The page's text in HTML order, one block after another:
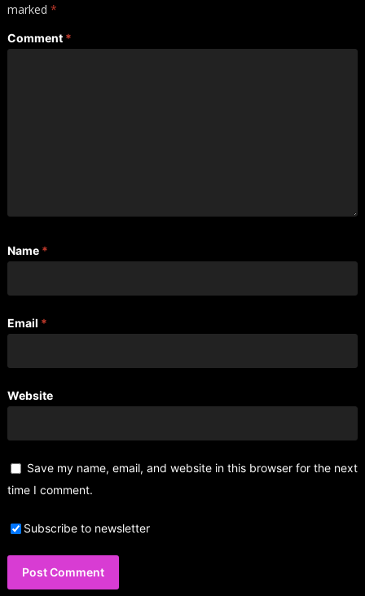
marked *
Comment *
Name *
Email *
Website
Save my name, email, and website in this browser for the next
time I comment.
Subscribe to newsletter